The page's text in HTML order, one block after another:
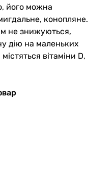
його можна
конопляне.
не знижуються,
дію на маленьких
вітаміни D,